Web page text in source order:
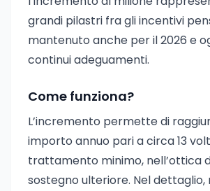
grandi pilastri fra gli incentivi
mantenuto anche per il 2026 e
continui adeguamenti.
Come funziona?
L’incremento permette di
importo annuo pari a circa 13
trattamento minimo, nell’ottica
sostegno ulteriore. Nel dettaglio,